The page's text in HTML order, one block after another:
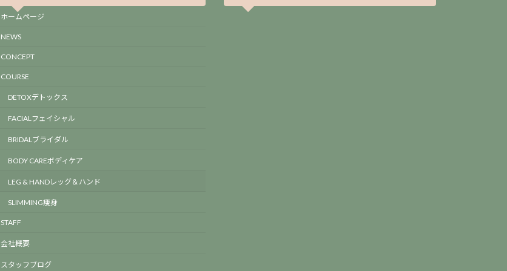
ホームページ
NEWS
CONCEPT
COURSE
DETOXデトックス
FACIALフェイシャル
BRIDALブライダル
BODY CAREボディケア
LEG & HANDレッグ＆ハンド
SLIMMING痩身
STAFF
会社概要
スタッフブログ